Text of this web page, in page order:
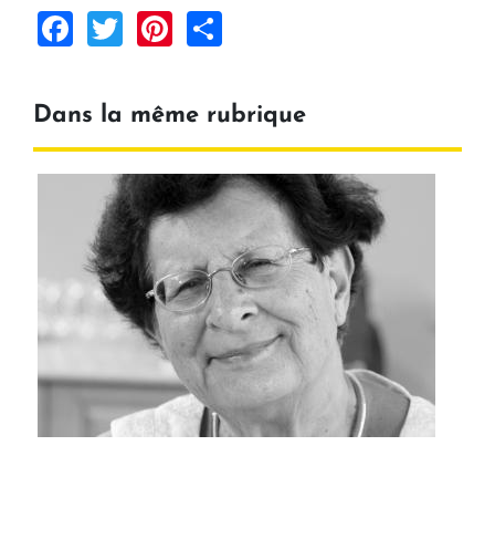
Facebook
TwitterPinterest
Dans la même rubrique